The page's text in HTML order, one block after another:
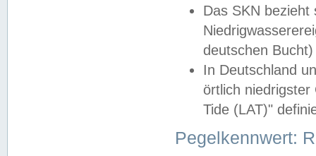
Das SKN
deutschen
In Deutschland
örtlich
Tide (LAT)"
Pegelkennwert: